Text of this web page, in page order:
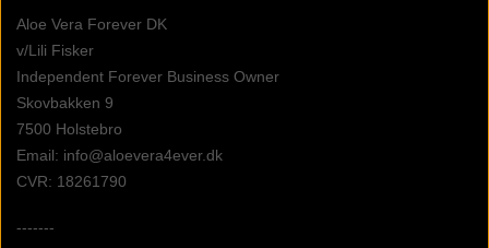
Aloe Vera Forever DK
v/Lili Fisker
Independent Forever Business Owner
Skovbakken 9
7500 Holstebro
Email: info@aloevera4ever.dk
CVR: 18261790
-------